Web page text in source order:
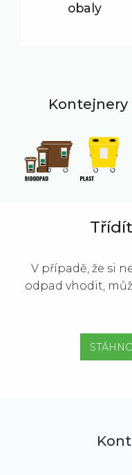
obaly
V případě, že si
odpad vhodit,